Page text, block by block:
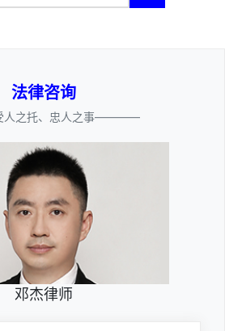
法律咨询
之托、忠人之事————
邓杰律师